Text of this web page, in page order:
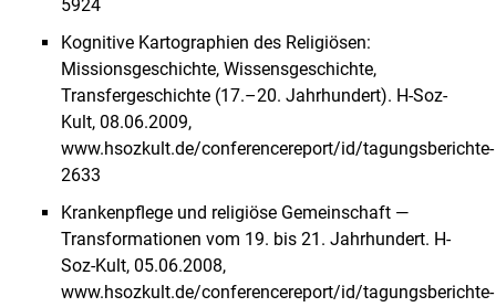
5924
Kognitive Kartographien des Religiösen:
Missionsgeschichte, Wissensgeschichte,
Transfergeschichte (17.–20. Jahrhundert). H-Soz-
Kult, 08.06.2009,
www.hsozkult.de/conferencereport/id/tagungsberichte-
2633
Krankenpflege und religiöse Gemeinschaft —
Transformationen vom 19. bis 21. Jahrhundert. H-
Soz-Kult, 05.06.2008,
www.hsozkult.de/conferencereport/id/tagungsberichte-